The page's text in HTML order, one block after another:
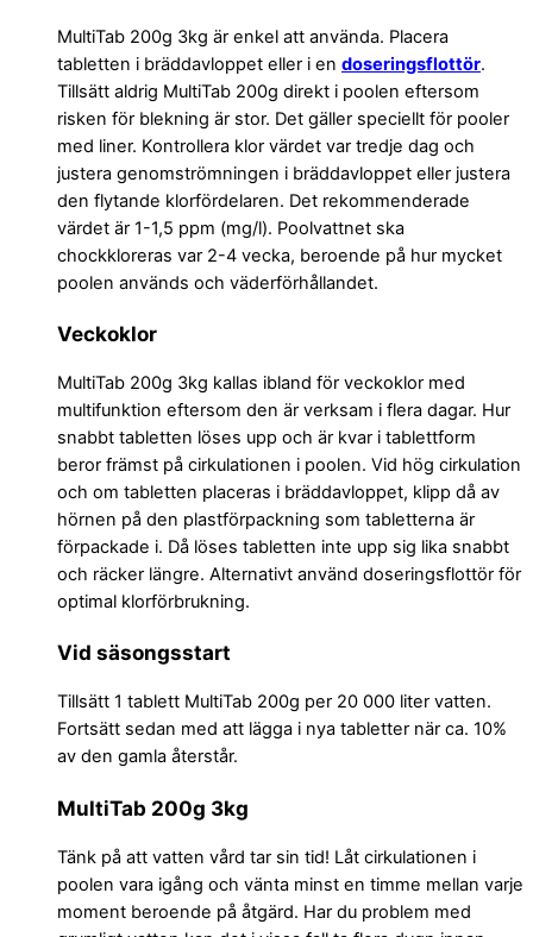
MultiTab 200g 3kg är enkel att använda. Placera
tabletten i bräddavloppet eller i en doseringsflottör.
Tillsätt aldrig MultiTab 200g direkt i poolen eftersom
risken för blekning är stor. Det gäller speciellt för pooler
med liner. Kontrollera klor värdet var tredje dag och
justera genomströmningen i bräddavloppet eller justera
den flytande klorfördelaren. Det rekommenderade
värdet är 1-1,5 ppm (mg/l). Poolvattnet ska
chockkloreras var 2-4 vecka, beroende på hur mycket
poolen används och väderförhållandet.
Veckoklor
MultiTab 200g 3kg kallas ibland för veckoklor med
multifunktion eftersom den är verksam i flera dagar. Hur
snabbt tabletten löses upp och är kvar i tablettform
beror främst på cirkulationen i poolen. Vid hög cirkulation
och om tabletten placeras i bräddavloppet, klipp då av
hörnen på den plastförpackning som tabletterna är
förpackade i. Då löses tabletten inte upp sig lika snabbt
och räcker längre. Alternativt använd doseringsflottör för
optimal klorförbrukning.
Vid säsongsstart
Tillsätt 1 tablett MultiTab 200g per 20 000 liter vatten.
Fortsätt sedan med att lägga i nya tabletter när ca. 10%
av den gamla återstår.
MultiTab 200g 3kg
Tänk på att vatten vård tar sin tid! Låt cirkulationen i
poolen vara igång och vänta minst en timme mellan varje
moment beroende på åtgärd. Har du problem med